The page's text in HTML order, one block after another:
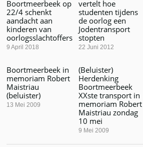
Boortmeerbeek op
22/4 schenkt
aandacht aan
kinderen van
oorlogsslachtoffers
9 April 2018
vertelt hoe
studenten tijdens
de oorlog een
Jodentransport
stopten
22 Juni 2012
Boortmeerbeek in
memoriam Robert
Maistriau
(beluister)
13 Mei 2009
(Beluister)
Herdenking
Boortmeerbeek
XXste transport in
memoriam Robert
Maistriau zondag
10 mei
9 Mei 2009